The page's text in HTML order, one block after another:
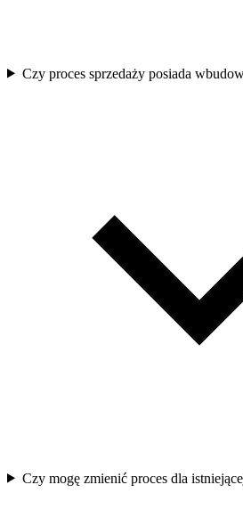
Czy proces sprzedaży posiada
Czy mogę zmienić proces dla